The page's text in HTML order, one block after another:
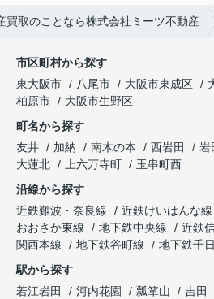
買取のことなら株式会社ミーツ不動産
市区町村から探す
東大阪市
八尾市 大阪市東成区
柏原市
大阪市生野区
町名から探す
友井
加納 南木の本 西岩田 岩
大蓮北
上六万寺町
玉串町西
沿線から探す
近鉄難波・奈良線
近鉄けいはんな線
おおさか東線
地下鉄中央線 近鉄
関西本線
地下鉄谷町線
地下鉄千
駅から探す
若江岩田
河内花園 瓢箪山 吉田